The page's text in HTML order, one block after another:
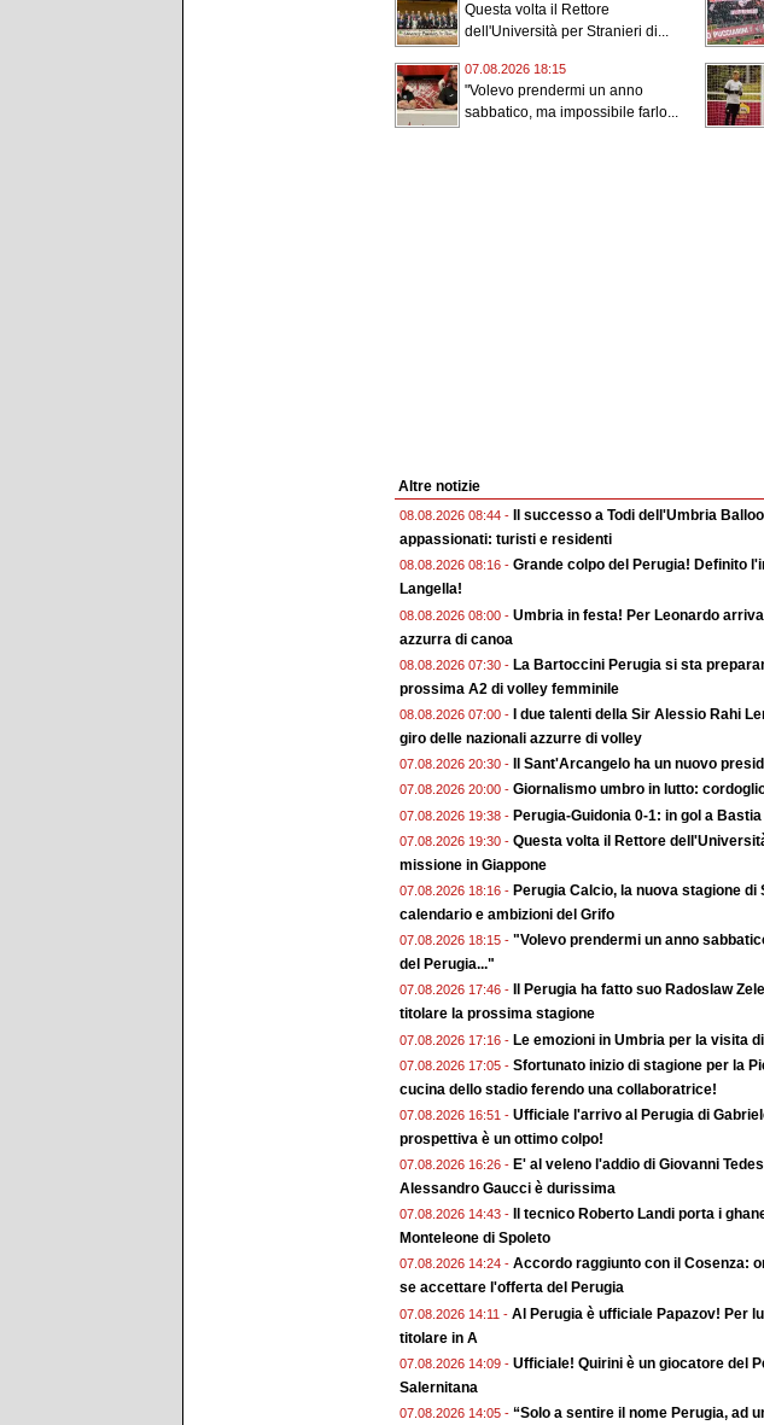
Questa volta il Rettore
dell'Università per Stranieri di...
07.08.2026 18:15
"Volevo prendermi un anno
sabbatico, ma impossibile farlo...
Altre notizie
08.08.2026 08:44 -
Il successo a Todi dell'Umbria
appassionati: turisti e residenti
08.08.2026 08:16 - Grande colpo del Perugia! Definito
Langella!
08.08.2026 08:00 - Umbria in festa! Per Leonardo
azzurra di canoa
08.08.2026 07:30 - La Bartoccini Perugia si sta
prossima A2 di volley femminile
08.08.2026 07:00 -
I due talenti della Sir Alessio Rahi
giro delle nazionali azzurre di volley
07.08.2026 20:30 - Il Sant'Arcangelo ha un nuovo
07.08.2026 20:00 - Giornalismo umbro in lutto:
07.08.2026 19:38 - Perugia-Guidonia 0-1: in gol a
07.08.2026 19:30 - Questa volta il Rettore
missione in Giappone
07.08.2026 18:16 - Perugia Calcio, la nuova stagione
calendario e ambizioni del Grifo
07.08.2026 18:15 - "Volevo prendermi un anno
del Perugia..."
07.08.2026 17:46 -
Il Perugia ha fatto suo Radoslaw
titolare la prossima stagione
07.08.2026 17:16 - Le emozioni in Umbria per la visita
07.08.2026 17:05 - Sfortunato inizio di stagione per la
cucina dello stadio ferendo una collaboratrice!
07.08.2026 16:51 - Ufficiale l'arrivo al Perugia di
prospettiva è un ottimo colpo!
07.08.2026 16:26 - E' al veleno l'addio di Giovanni
Alessandro Gaucci è durissima
07.08.2026 14:43 -
Il tecnico Roberto Landi porta i
Monteleone di Spoleto
07.08.2026 14:24 - Accordo raggiunto con il Cosenza:
se accettare l'offerta del Perugia
07.08.2026 14:11 - Al Perugia è ufficiale Papazov! Per
titolare in A
07.08.2026 14:09 - Ufficiale! Quirini è un giocatore del
Salernitana
07.08.2026 14:05 - “Solo a sentire il nome Perugia, ad